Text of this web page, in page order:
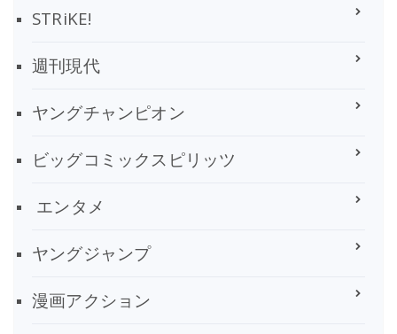
STRiKE!
週刊現代
ヤングチャンピオン
ビッグコミックスピリッツ
エンタメ
ヤングジャンプ
漫画アクション